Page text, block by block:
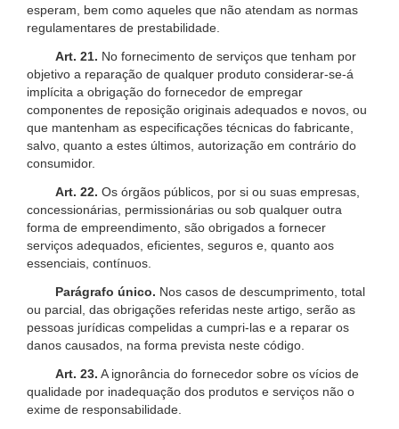
esperam, bem como aqueles que não atendam as normas
regulamentares de prestabilidade.
Art. 21. No fornecimento de serviços que tenham por
objetivo a reparação de qualquer produto considerar-se-á
implícita a obrigação do fornecedor de empregar
componentes de reposição originais adequados e novos, ou
que mantenham as especificações técnicas do fabricante,
salvo, quanto a estes últimos, autorização em contrário do
consumidor.
Art. 22. Os órgãos públicos, por si ou suas empresas,
concessionárias, permissionárias ou sob qualquer outra
forma de empreendimento, são obrigados a fornecer
serviços adequados, eficientes, seguros e, quanto aos
essenciais, contínuos.
Parágrafo único. Nos casos de descumprimento, total
ou parcial, das obrigações referidas neste artigo, serão as
pessoas jurídicas compelidas a cumpri-las e a reparar os
danos causados, na forma prevista neste código.
Art. 23. A ignorância do fornecedor sobre os vícios de
qualidade por inadequação dos produtos e serviços não o
exime de responsabilidade.